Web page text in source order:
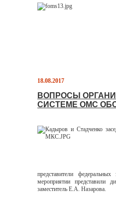
18.08.2017
ВОПРОСЫ
СИСТЕМЕ ОМС
представители
мероприятии
заместитель Е.А. Назарова.